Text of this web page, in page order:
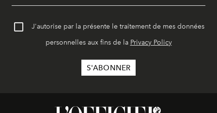
J'autorise par la présente le traitement de mes données
personnelles aux fins de la Privacy Policy